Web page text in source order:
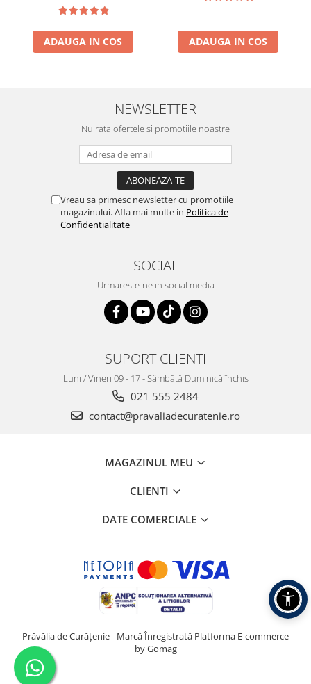
ADAUGA IN COS ADAUGA IN COS
NEWSLETTER
Nu rata ofertele si promotiile noastre
Vreau sa primesc newsletter cu promotiile
magazinului. Afla mai multe in Politica de
Confidentialitate
SOCIAL
Urmareste-ne in social media
SUPORT CLIENTI
Luni / Vineri 09 - 17 - Sâmbătă Duminică închis
021 555 2484
contact@pravaliadecuratenie.ro
MAGAZINUL MEU
CLIENTI
DATE COMERCIALE
Prăvălia de Curățenie - Marcă Înregistrată Platforma E-commerce
by Gomag